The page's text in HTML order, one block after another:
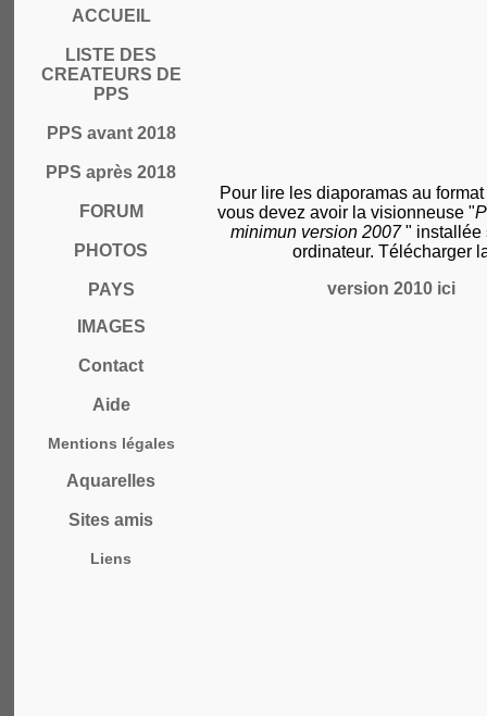
ACCUEIL
LISTE DES
CREATEURS DE
PPS
PPS avant 2018
PPS après 2018
FORUM
PHOTOS
PAYS
IMAGES
Contact
Aide
Mentions légales
Aquarelles
Sites amis
Liens
Pour lire les diaporamas au
vous devez avoir la visionneuse "
minimun version 2007" installée
ordinateur. Télécharger
version 2010 ici